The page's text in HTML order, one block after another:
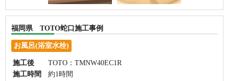
福岡県 TOTO蛇口施工事例
お風呂(浴室水栓)
施工後
TOTO：TMNW40EC1R
施工時間
約1時間